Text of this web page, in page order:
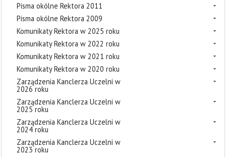
Pisma okólne Rektora 2011
Pisma okólne Rektora 2009
Komunikaty Rektora w 2025 roku
Komunikaty Rektora w 2022 roku
Komunikaty Rektora w 2021 roku
Komunikaty Rektora w 2020 roku
Zarządzenia Kanclerza Uczelni w
2026 roku
Zarządzenia Kanclerza Uczelni w
2025 roku
Zarządzenia Kanclerza Uczelni w
2024 roku
Zarządzenia Kanclerza Uczelni w
2023 roku